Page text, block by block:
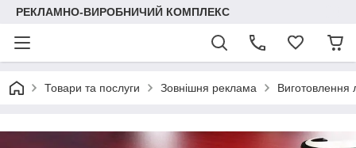
РЕКЛАМНО-ВИРОБНИЧИЙ КОМПЛЕКС
Товари та послуги Зовнішня реклама Виготовлення